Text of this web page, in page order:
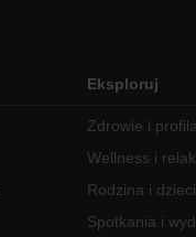
Eksploruj
Zdrowie i
Wellness i
Rodzina i dzieci
Spotkania i